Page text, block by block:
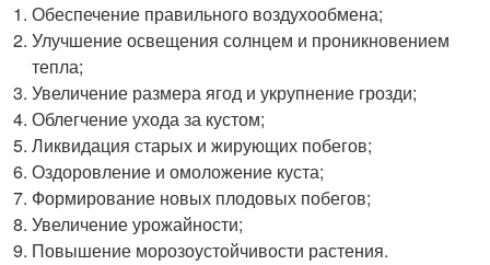
Обеспечение правильного воздухообмена;
Улучшение освещения солнцем и проникновением
тепла;
Увеличение размера ягод и укрупнение грозди;
Облегчение ухода за кустом;
Ликвидация старых и жирующих побегов;
Оздоровление и омоложение куста;
Формирование новых плодовых побегов;
Увеличение урожайности;
Повышение морозоустойчивости растения.